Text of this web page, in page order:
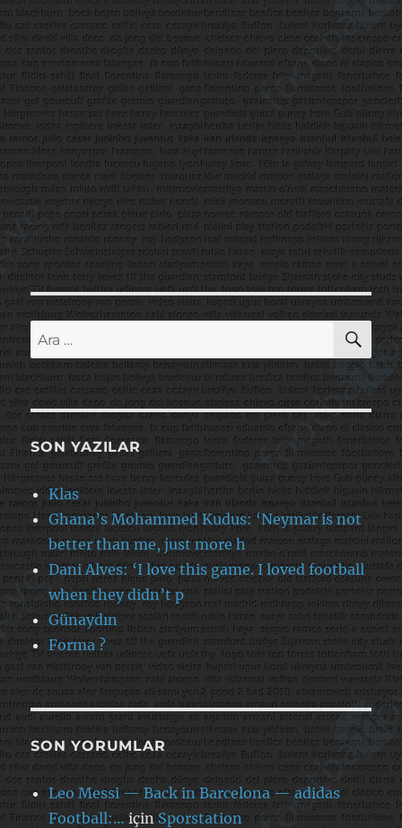
Ara:
SON YAZILAR
Klas
Ghana’s Mohammed Kudus: ‘Neymar is not
better than me, just more h
Dani Alves: ‘I love this game. I loved football
when they didn’t p
Günaydın
Forma ?
SON YORUMLAR
Leo Messi — Back in Barcelona — adidas
Football:…içinSporstation